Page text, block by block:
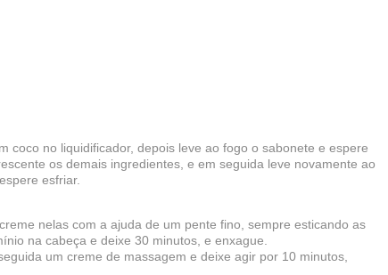
coco no liquidificador, depois leve ao fogo o sabonete e espere
os demais ingredientes, e em seguida leve novamente ao
esfriar.
nelas com a ajuda de um pente fino, sempre esticando as
na cabeça e deixe 30 minutos, e enxague.
um creme de massagem e deixe agir por 10 minutos,